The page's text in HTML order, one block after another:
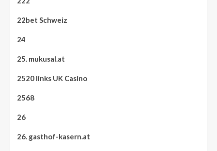
22bet Schweiz
24
25. mukusal.at
2520 links UK Casino
2568
26
26. gasthof-kasern.at